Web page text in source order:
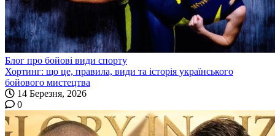
Блог про бойові види спорту
Хортинг: що це, правила, види та історія українського
бойового мистецтва
14 Березня, 2026
0